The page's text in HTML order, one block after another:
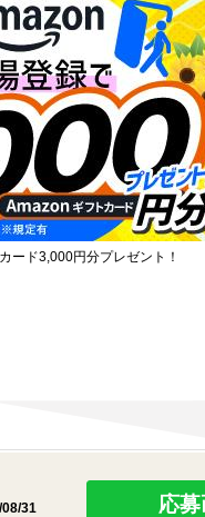
ード3,000円分プレゼント！
31
応